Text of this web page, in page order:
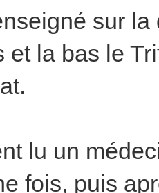
sur
et la bas le
lu un
fois, puis